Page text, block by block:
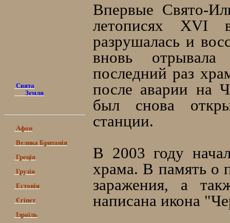
Свята
Земля
Афон
Велика Британія
Греція
Грузія
Естонія
Єгіпет
Ізраїль
Впервые Свято-
летописях ХVI
разрушалась и
вновь
последний раз
после аварии на
был снова
станции.
В 2003 году
храма. В память о
заражения, а
написана икона